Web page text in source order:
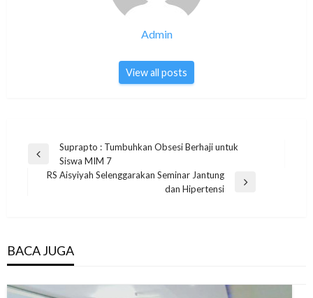
Admin
View all posts
Post
navigation
Previous
Suprapto : Tumbuhkan Obsesi Berhaji untuk
Siswa MIM 7
RS Aisyiyah Selenggarakan Seminar Jantung
dan Hipertensi
BACA JUGA